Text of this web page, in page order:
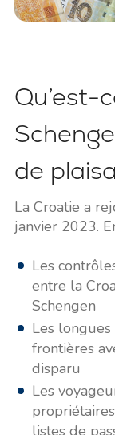
Qu’est-
de
La Croatie a
janvier 2023.
Les
entre la
Schengen
Les
frontières
disparu
Les